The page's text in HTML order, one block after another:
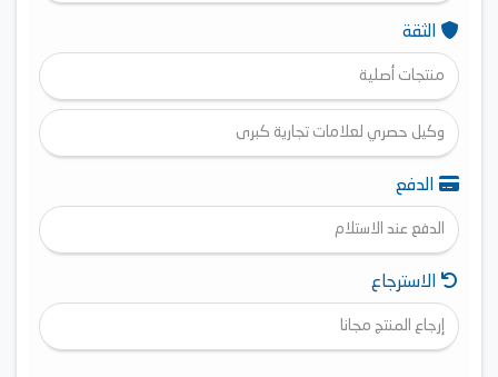
الثقة
منتجات أصلية
وكيل حصري لعلامات تجارية كبرى
الدفع
الدفع عند الاستلام
الاسترجاع
إرجاع المنتج مجانا